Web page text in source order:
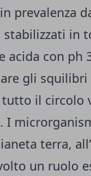
prevalenza
stabilizzati in
acida con ph
gli
il circolo
I
terra,
un ruolo